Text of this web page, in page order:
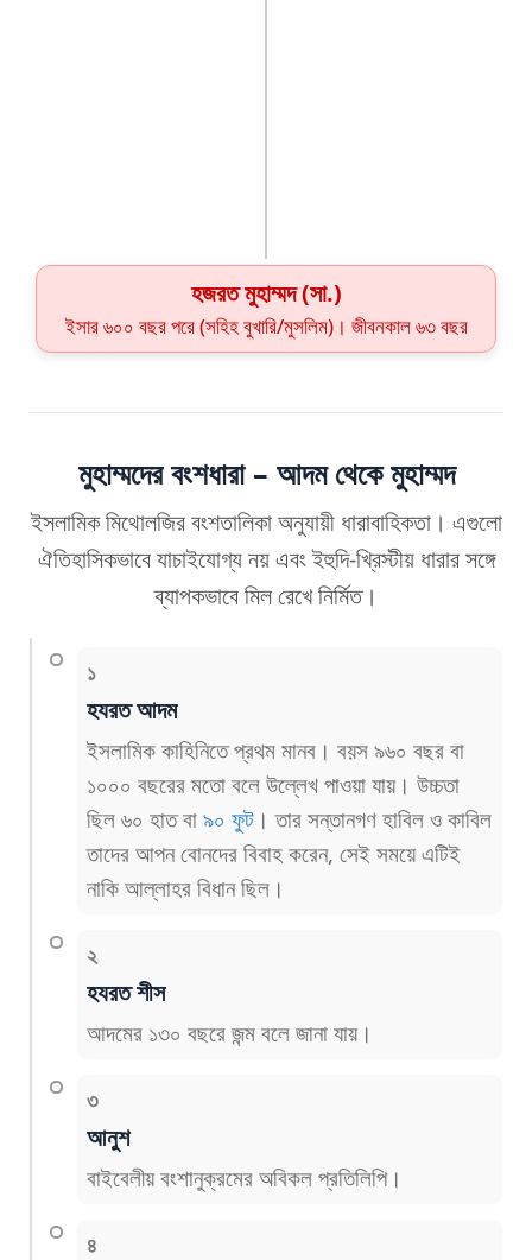
হজরত মুহাম্মদ (সা.)
ইসার ৬০০ বছর পরে (সহিহ বুখারি/মুসলিম)। জীবনকাল ৬৩ বছর
মুহাম্মদের বংশধারা – আদম থেকে মুহাম্মদ
ইসলামিক মিথোলজির বংশতালিকা অনুযায়ী ধারাবাহিকতা। এগুলো
ঐতিহাসিকভাবে যাচাইযোগ্য নয় এবং ইহুদি-খ্রিস্টীয় ধারার সঙ্গে
ব্যাপকভাবে মিল রেখে নির্মিত।
১
হযরত আদম
ইসলামিক কাহিনিতে প্রথম মানব। বয়স ৯৬০ বছর বা
১০০০ বছরের মতো বলে উল্লেখ পাওয়া যায়। উচ্চতা
ছিল ৬০ হাত বা ৯০ ফুট । তার সন্তানগণ হাবিল ও কাবিল
তাদের আপন বোনদের বিবাহ করেন, সেই সময়ে এটিই
নাকি আল্লাহর বিধান ছিল।
২
হযরত শীস
আদমের ১৩০ বছরে জন্ম বলে জানা যায়।
৩
আনুশ
বাইবেলীয় বংশানুক্রমের অবিকল প্রতিলিপি।
৪